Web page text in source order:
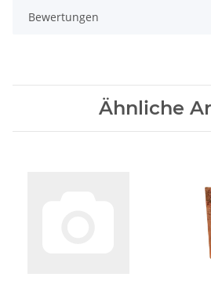
Bewertungen
Ähnliche